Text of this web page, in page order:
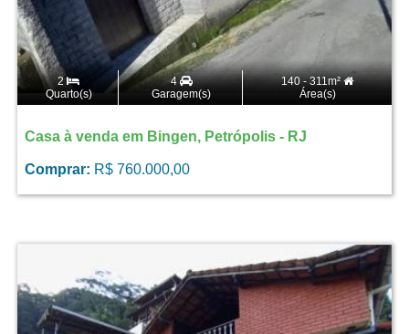
2
Quarto(s)
4
Garagem(s)
140 - 311m²
Área(s)
Casa à venda em Bingen, Petrópolis - RJ
Comprar: R$ 760.000,00